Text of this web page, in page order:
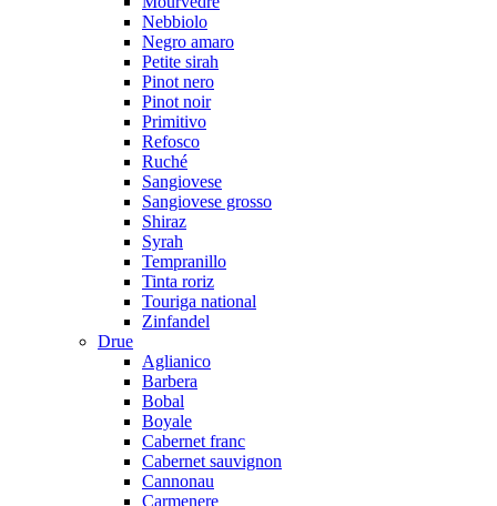
Nebbiolo
Negro amaro
Petite sirah
Pinot nero
Pinot noir
Primitivo
Refosco
Ruché
Sangiovese
Sangiovese grosso
Shiraz
Syrah
Tempranillo
Tinta roriz
Touriga national
Zinfandel
Drue
Aglianico
Barbera
Bobal
Boyale
Cabernet franc
Cabernet sauvignon
Cannonau
Carmenere